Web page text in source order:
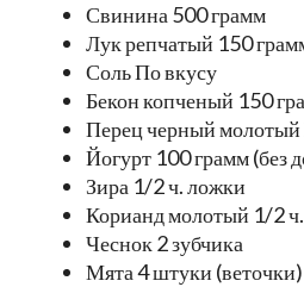
Свинина 500 грамм
Лук репчатый 150
Соль По вкусу
Бекон копченый 150
Перец черный молотый
Йогурт 100 грамм (без
Зира 1/2 ч. ложки
Корианд молотый 1/2
Чеснок 2 зубчика
Мята 4 штуки (веточки)